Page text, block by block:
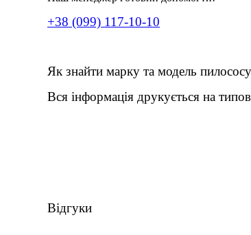
+38 (099) 117-10-10
Як знайти марку та модель пилососу
Вся інформація друкується на
Відгуки